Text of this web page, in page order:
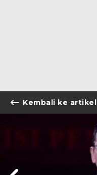
Kembali ke artikel